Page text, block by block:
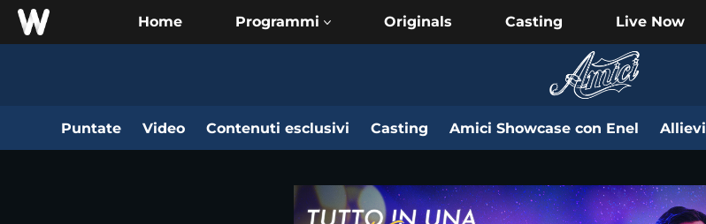
Home Originals Casting Live Now
Puntate Video Contenuti esclusivi Casting Amici Showcase con Enel Allievi